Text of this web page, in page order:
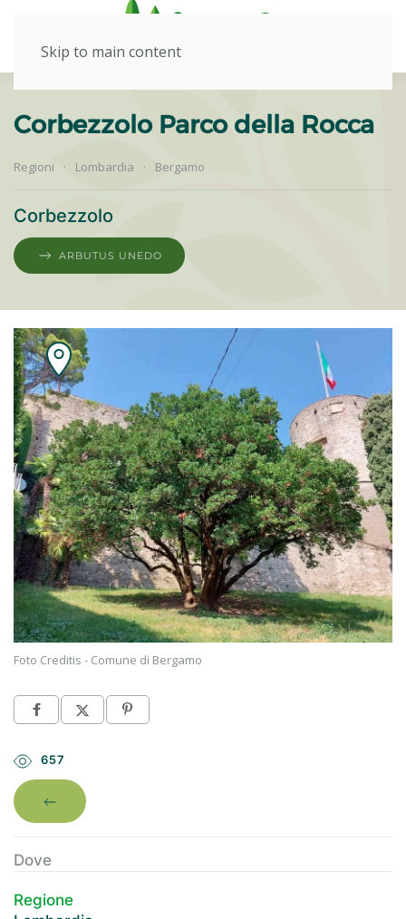
Skip to main content
Corbezzolo Parco della Rocca
Regioni Lombardia Bergamo
Corbezzolo
ARBUTUS UNEDO
Foto Creditis - Comune di Bergamo
657
Dove
Regione